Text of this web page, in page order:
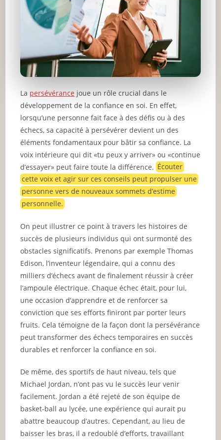
La persévérance joue un rôle crucial dans le
développement de la confiance en soi. En effet,
lorsqu’une personne fait face à des défis ou à des
échecs, sa capacité à persévérer devient un des
éléments fondamentaux pour bâtir sa confiance. La
voix intérieure qui dit «tu peux y arriver» ou «continue
d’essayer» peut faire toute la différence.Écouter
cette voix et agir sur ces conseils peut propulser une
personne vers de nouveaux sommets d’estime
personnelle.
On peut illustrer ce point à travers les histoires de
succès de plusieurs individus qui ont surmonté des
obstacles significatifs. Prenons par exemple Thomas
Edison, l’inventeur légendaire, qui a connu des
milliers d’échecs avant de finalement réussir à créer
l’ampoule électrique. Chaque échec était, pour lui,
une occasion d’apprendre et de renforcer sa
conviction que ses efforts finiront par porter leurs
fruits. Cela témoigne de la façon dont la persévérance
peut transformer des échecs temporaires en succès
durables et renforcer la confiance en soi.
De même, des sportifs de haut niveau, tels que
Michael Jordan, n’ont pas vu le succès leur venir
facilement. Jordan a été rejeté de son équipe de
basket-ball au lycée, une expérience qui aurait pu
abattre beaucoup d’autres. Cependant, au lieu de
baisser les bras, il a redoublé d’efforts, travaillant